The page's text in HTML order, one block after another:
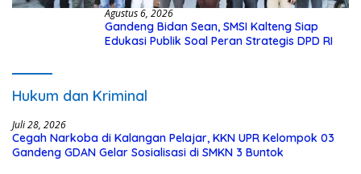
Agustus 6, 2026
Gandeng Bidan Sean, SMSI Kalteng Siap
Edukasi Publik Soal Peran Strategis DPD RI
Hukum dan Kriminal
Juli 28, 2026
Cegah Narkoba di Kalangan Pelajar, KKN UPR Kelompok 03
Gandeng GDAN Gelar Sosialisasi di SMKN 3 Buntok